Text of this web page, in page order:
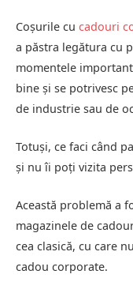
Coșurile cu cadouri
a păstra legătura cu
momentele
bine și se potrivesc
de industrie sau de
Totuși, ce faci când
și nu îi poți vizita
Această problemă a
magazinele de
cea clasică, cu care
cadou corporate.